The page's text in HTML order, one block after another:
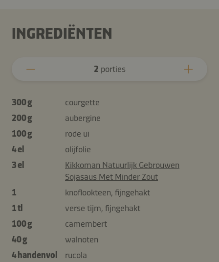
INGREDIËNTEN
2 porties
300 g
courgette
200 g
aubergine
100 g
rode ui
4 el
olijfolie
3 el
Kikkoman Natuurlijk Gebrouwen
Sojasaus Met Minder Zout
1
knoflookteen, fijngehakt
1 tl
verse tijm, fijngehakt
100 g
camembert
40 g
walnoten
4 handenvol
rucola